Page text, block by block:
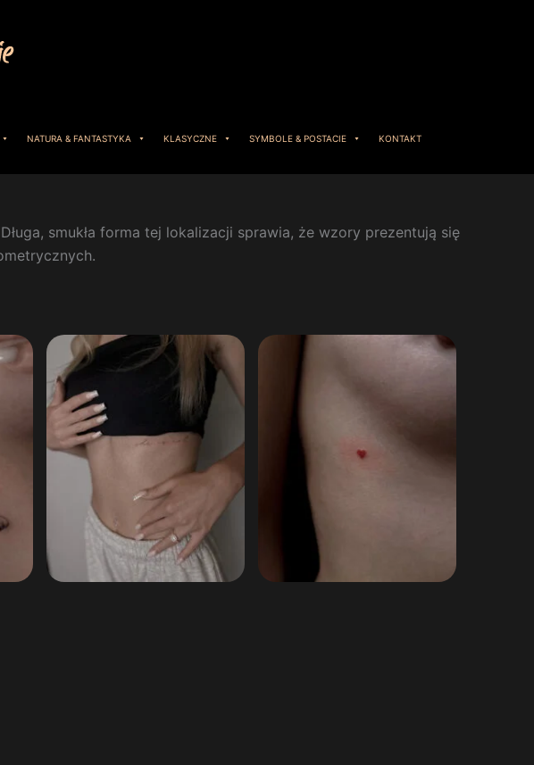
NATURA & FANTASTYKA KLASYCZNE SYMBOLE & POSTACIE KONTAKT
smukła forma tej lokalizacji sprawia, że wzory prezentują się